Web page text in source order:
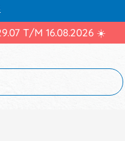
T/M 16.08.2026 ☀️